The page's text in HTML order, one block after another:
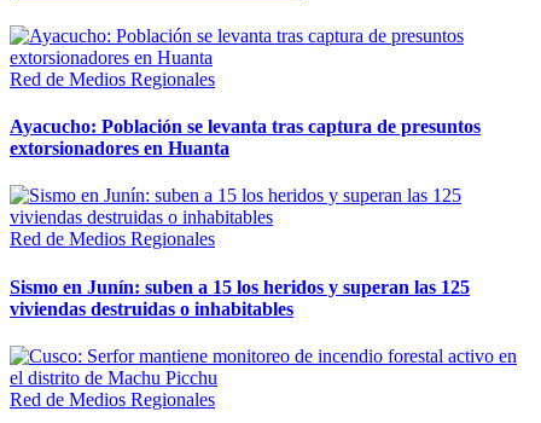
Red de Medios Regionales
Ayacucho: Población se levanta tras captura de presuntos
extorsionadores en Huanta
Red de Medios Regionales
Sismo en Junín: suben a 15 los heridos y superan las 125
viviendas destruidas o inhabitables
Red de Medios Regionales